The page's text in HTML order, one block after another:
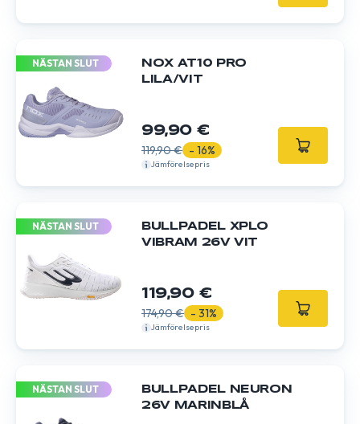
NÄSTAN SLUT
NOX AT10 PRO
LILA/VIT
99,90 €
119,90 € - 16%
Jämförelsepris
NÄSTAN SLUT
BULLPADEL XPLO
VIBRAM 26V VIT
119,90 €
174,90 € - 31%
Jämförelsepris
NÄSTAN SLUT
BULLPADEL NEURON
26V MARINBLÅ